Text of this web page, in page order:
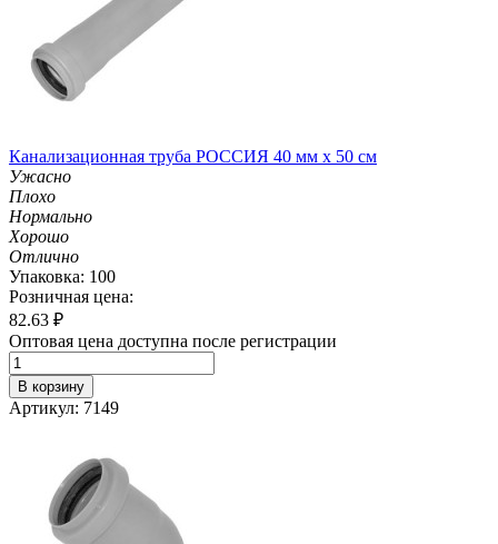
Канализационная труба РОССИЯ 40 мм х 50 см
Ужасно
Плохо
Нормально
Хорошо
Отлично
Упаковка: 100
Розничная цена:
82.63 ₽
Оптовая цена доступна после регистрации
В корзину
Артикул: 7149